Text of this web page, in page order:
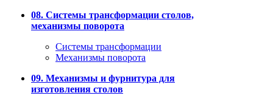
08. Системы трансформации столов,
механизмы поворота
Системы трансформации
Механизмы поворота
09. Механизмы и фурнитура для
изготовления столов